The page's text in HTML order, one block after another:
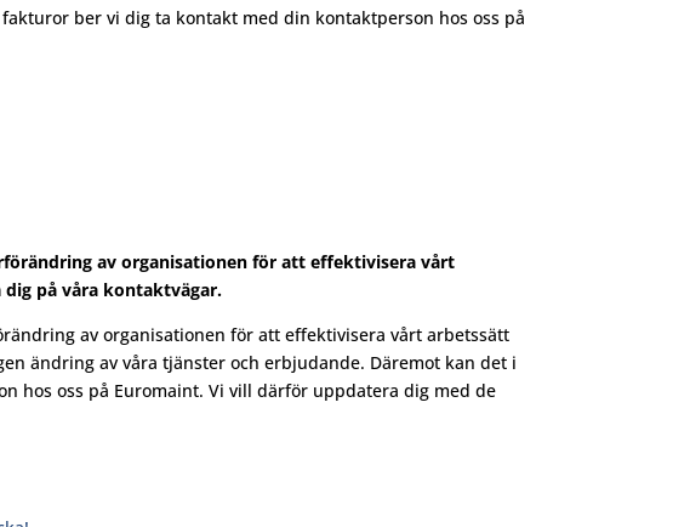
ber vi dig ta kontakt med din kontaktperson hos oss på
av organisationen för att effektivisera vårt
på våra kontaktvägar.
av organisationen för att effektivisera vårt arbetssätt
ändring av våra tjänster och erbjudande. Däremot kan det i
hos oss på Euromaint. Vi vill därför uppdatera dig med de